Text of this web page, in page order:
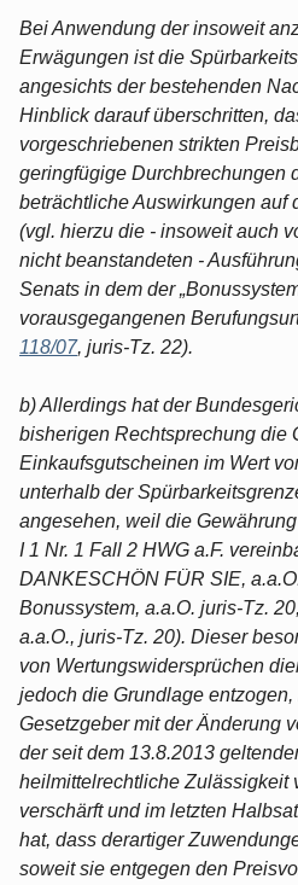
Bei Anwendung der insoweit
Erwägungen ist die
angesichts der bestehenden
Hinblick darauf überschritten,
vorgeschriebenen strikten
geringfügige Durchbrechungen
beträchtliche Auswirkungen auf
(vgl. hierzu die - insoweit auch
nicht beanstandeten -
Senats in dem der
vorausgegangenen
118/07, juris-Tz. 22).
b) Allerdings hat der
bisherigen Rechtsprechung die
Einkaufsgutscheinen im Wert
unterhalb der
angesehen, weil die
I 1 Nr. 1 Fall 2 HWG a.F.
DANKESCHÖN FÜR SIE,
Bonussystem, a.a.O. juris-Tz.
a.a.O., juris-Tz. 20). Dieser
von Wertungswidersprüchen
jedoch die Grundlage
Gesetzgeber mit der Änderung
der seit dem 13.8.2013
heilmittelrechtliche Zulässigkeit
verschärft und im letzten
hat, dass derartiger
soweit sie entgegen den